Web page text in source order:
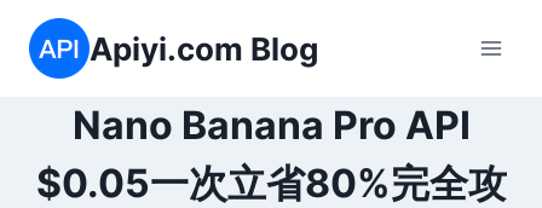
Apiyi.com Blog
Nano Banana Pro API
$0.05一次立省80%完全攻